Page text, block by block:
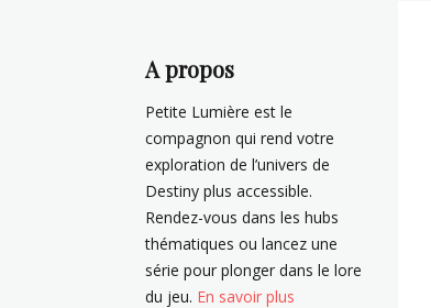
A propos
Petite Lumière est le
compagnon qui rend votre
exploration de l’univers de
Destiny plus accessible.
Rendez-vous dans les hubs
thématiques ou lancez une
série pour plonger dans le lore
du jeu. En savoir plus